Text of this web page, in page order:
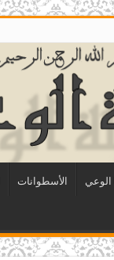
الوعي الأسطوانات